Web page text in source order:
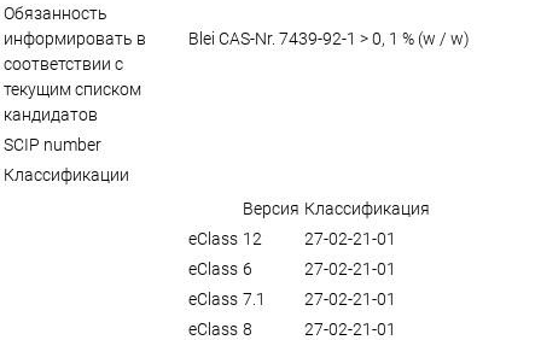
Обязанность
информировать в
соответствии с
текущим списком
кандидатов
Blei CAS-Nr. 7439-92-1 > 0, 1 % (w / w)
SCIP number
Классификации
Версия Классификация
eClass 12
27-02-21-01
eClass 6
27-02-21-01
eClass 7.1
27-02-21-01
eClass 8
27-02-21-01